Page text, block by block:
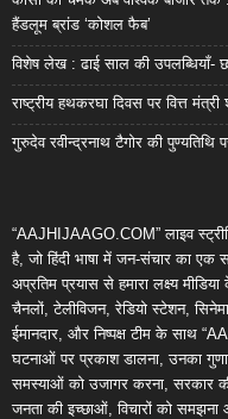
हैंडलूम ब्रांड ‘कोशल फैब’
विशेष लेख : ढाई साल की उपलब्धियाँ-
राष्ट्रीय हथकरघा दिवस पर वित्त
गुरुदेव रवीन्द्रनाथ टैगोर की पुण्यतिथि
“AAJHIJAAGO.COM” लाइव
है, जो हिंदी भाषा में जन-संचार का
अप्रतिम प्रयास से हमारा लक्ष्य
चैनलों, टेलीविजन, रेडियो स्टेशन,
ईमानदार, और निष्पक्ष टीम के साथ
घटनाओं पर प्रकाश डालना, उनका
समस्याओं को उजागर करना, सरकार
जनता की इच्छाओं, विचारों को